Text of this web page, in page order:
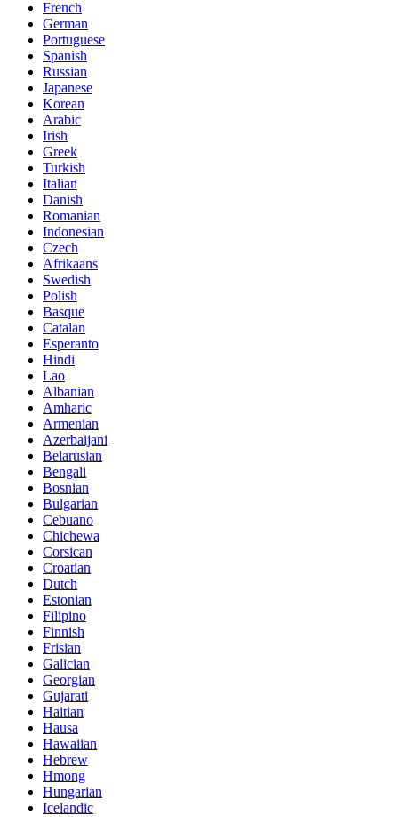
French
German
Portuguese
Spanish
Russian
Japanese
Korean
Arabic
Irish
Greek
Turkish
Italian
Danish
Romanian
Indonesian
Czech
Afrikaans
Swedish
Polish
Basque
Catalan
Esperanto
Hindi
Lao
Albanian
Amharic
Armenian
Azerbaijani
Belarusian
Bengali
Bosnian
Bulgarian
Cebuano
Chichewa
Corsican
Croatian
Dutch
Estonian
Filipino
Finnish
Frisian
Galician
Georgian
Gujarati
Haitian
Hausa
Hawaiian
Hebrew
Hmong
Hungarian
Icelandic